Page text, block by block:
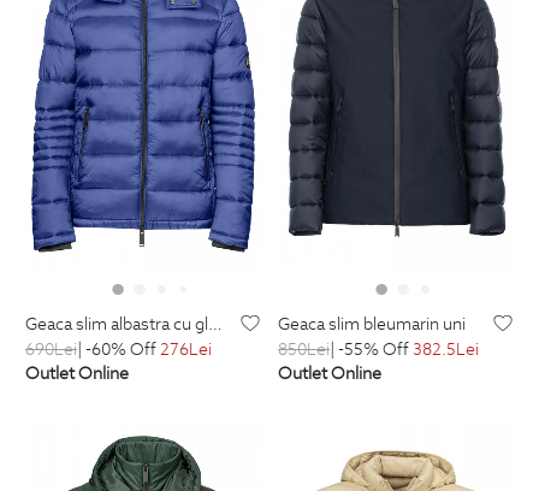
geaca slim albastra cu gluga detasabila
690Lei| -60% Off276Lei
Outlet Online
geaca slim bleumarin uni
850Lei| -55% Off382.5Lei
Outlet Online